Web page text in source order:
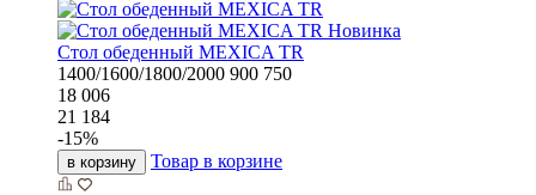
Новинка
Стол обеденный MEXICA TR
1400/1600/1800/2000 900 750
18 006
21 184
-15%
в корзину Товар в корзине